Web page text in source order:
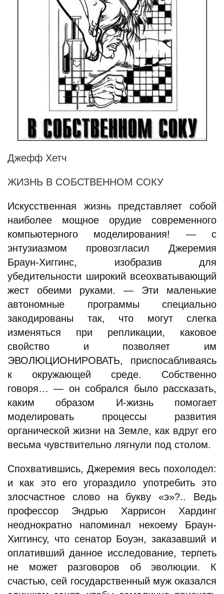
Джефф Хетч
ЖИЗНЬ В СОБСТВЕННОМ СОКУ
Искусственная жизнь представляет собой
наиболее мощное орудие современного
компьютерного моделирования! — с
энтузиазмом провозгласил Джеремия
Браун-Хиггинс, изобразив для
убедительности широкий всеохватывающий
жест обеими руками. — Эти маленькие
автономные программы специально
закодированы так, что могут слегка
изменяться при репликации, каковое
свойство и позволяет им
ЭВОЛЮЦИОНИРОВАТЬ, приспосабливаясь
к окружающей среде. Собственно
говоря… — он собрался было рассказать,
каким образом И-жизнь помогает
моделировать процессы развития
органической жизни на Земле, как вдруг его
весьма чувствительно лягнули под столом.
Спохватившись, Джеремия весь похолодел:
и как это его угораздило употребить это
злосчастное слово на букву «э»?.. Ведь
профессор Эндрью Харрисон Хардинг
неоднократно напоминал некоему Браун-
Хиггинсу, что сенатор Боуэн, заказавший и
оплативший данное исследование, терпеть
не может разговоров об эволюции. К
счастью, сей государственный муж оказался